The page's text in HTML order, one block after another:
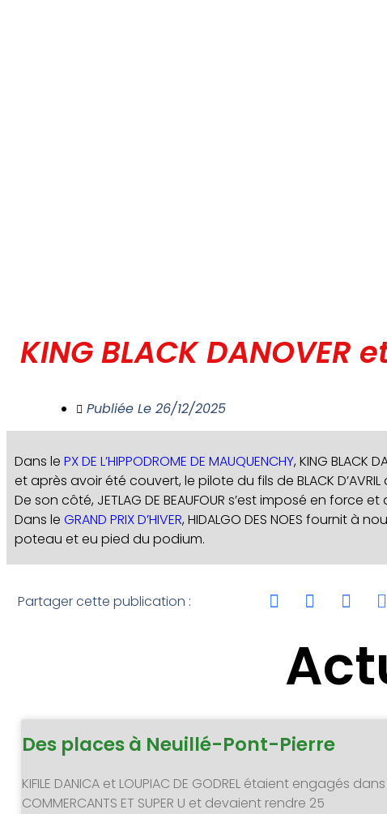
KING BLACK DANOVER
Publiée Le 26/12/2025
Dans le PX DE L’HIPPODROME DE MAUQUENCHY, KING BLACK
et après avoir été couvert, le pilote du fils de BLACK
De son côté, JETLAG DE BEAUFOUR s’est imposé en
Dans le GRAND PRIX D’HIVER, HIDALGO DES NOES fournit
poteau et eu pied du podium.
Partager cette publication :
Des places à Neuillé-Pont-Pierre
KIFILE DANICA et LOUPIAC DE GODREL étaient engagés dans
COMMERCANTS ET SUPER U et devaient rendre 25